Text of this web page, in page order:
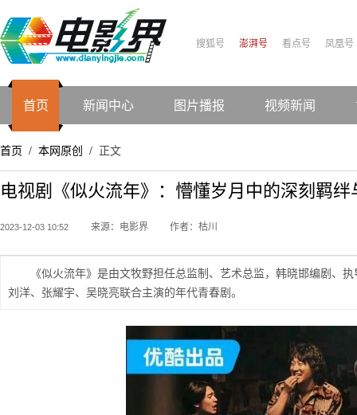
搜狐号 澎湃号 看点号 凤凰号
首页 新闻中心 图片播报 视频新闻
首页 / 本网原创 / 正文
电视剧《似火流年》：懵懂岁月中的深刻羁绊
2023-12-03 10:52 来源：电影界 作者：枯川
《似火流年》是由文牧野担任总监制、艺术总监，韩晓邯编剧、
刘洋、张耀宇、吴晓亮联合主演的年代青春剧。